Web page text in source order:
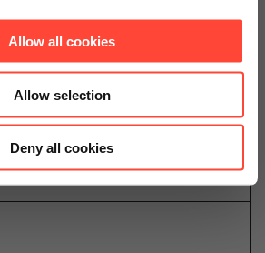
Allow all cookies
Allow selection
Deny all cookies
die Bedürfnisse der Kunden in
und…